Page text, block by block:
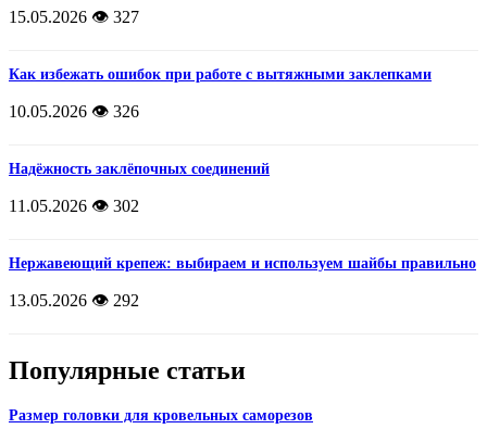
15.05.2026 👁️ 327
Как избежать ошибок при работе с вытяжными заклепками
10.05.2026 👁️ 326
Надёжность заклёпочных соединений
11.05.2026 👁️ 302
Нержавеющий крепеж: выбираем и используем шайбы правильно
13.05.2026 👁️ 292
Популярные статьи
Размер головки для кровельных саморезов